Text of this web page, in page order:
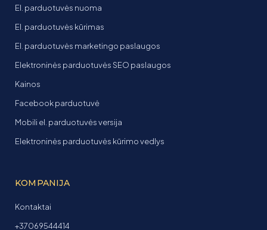
El. parduotuvės nuoma
El. parduotuvės kūrimas
El. parduotuvės marketingo paslaugos
Elektroninės parduotuvės SEO paslaugos
Kainos
Facebook parduotuvė
Mobili el. parduotuvės versija
Elektroninės parduotuvės kūrimo vedlys
KOMPANIJA
Kontaktai
+37069544414